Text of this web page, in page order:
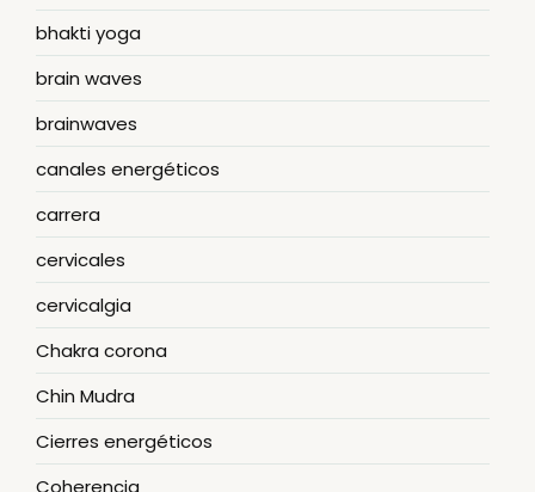
bhakti yoga
brain waves
brainwaves
canales energéticos
carrera
cervicales
cervicalgia
Chakra corona
Chin Mudra
Cierres energéticos
Coherencia